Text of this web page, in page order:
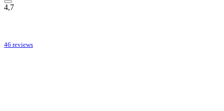
4,7
46 reviews